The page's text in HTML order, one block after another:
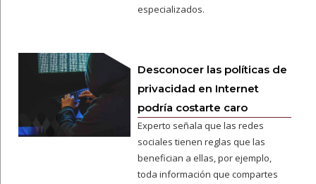
especializados.
Desconocer las políticas de
privacidad en Internet
podría costarte caro
Experto señala que las redes
sociales tienen reglas que las
benefician a ellas, por ejemplo,
toda información que compartes